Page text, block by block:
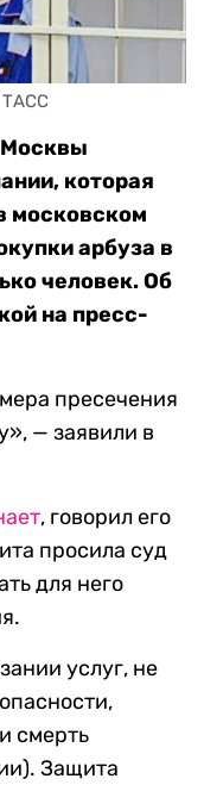
ТАСС
Москвы
которая
московском
арбуза в
человек. Об
на пресс-
пресечения
— заявили в
, говорил его
просила суд
для него
услуг, не
смерть
Защита